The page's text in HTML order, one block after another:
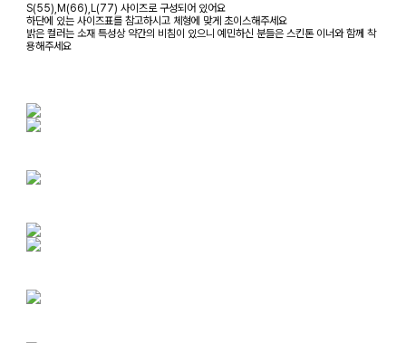
S(55),M(66),L(77) 사이즈로 구성되어 있어요
하단에 있는 사이즈표를 참고하시고 체형에 맞게 초이스해주세요
밝은 컬러는 소재 특성상 약간의 비침이 있으니 예민하신 분들은 스킨톤 이너와 함께 착
용해주세요